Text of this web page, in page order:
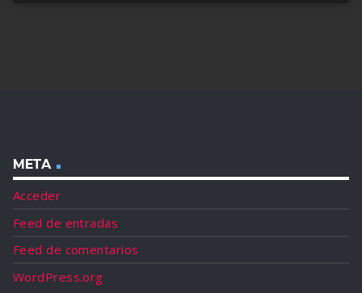
META
Acceder
Feed de entradas
Feed de comentarios
WordPress.org